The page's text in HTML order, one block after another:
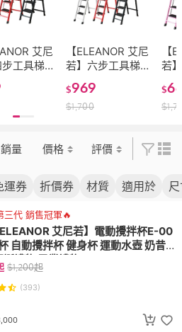
艾尼
工具梯
梯 人字
梯子 工
具梯 居家
【ELEANOR 艾尼
若】六步工具梯
梯子 折疊梯 人字
梯 多功能 梯子 工
$969
$1,700
【
若
梯
梯
$
$
量 價格 評價
運券 折價券 材質 適用於
三代 銷售冠軍🔥
ELEANOR 艾尼若】電動攪拌杯E-00
拌杯 健身杯 運動水壺 奶昔
誕禮物 畢業禮物)
$1,200起
(393)